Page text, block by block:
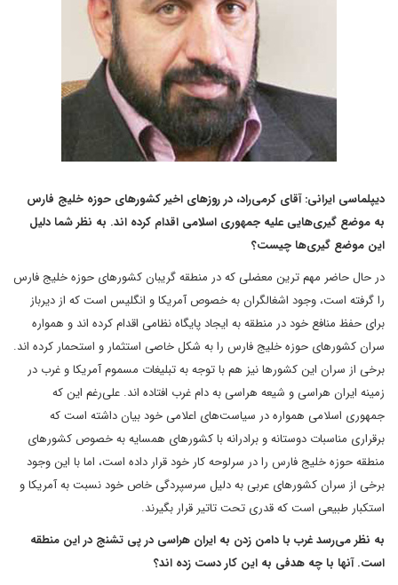
دیپلماسی ایرانی: آقای کرمی‌راد، در روزهای اخیر کشورهای حوزه خلیج فارس
به موضع گیری‌هایی علیه جمهوری اسلامی ‌اقدام کرده اند. به نظر شما دلیل
این موضع گیری‌ها چیست؟
در حال حاضر مهم ترین معضلی که در منطقه گریبان کشورهای حوزه خلیج فارس
را گرفته است، وجود اشغالگران به خصوص آمریکا و انگلیس است که از دیرباز
برای حفظ منافع خود در منطقه به ایجاد پایگاه نظامی ‌اقدام کرده اند و همواره
سران کشورهای حوزه خلیج فارس را به شکل خاصی استثمار و استحمار کرده اند.
برخی از سران این کشورها نیز هم با توجه به تبلیغات مسموم آمریکا و غرب در
زمینه ایران هراسی و شیعه هراسی به دام غرب افتاده اند. علی‌رغم این که
جمهوری اسلامی ‌همواره در سیاست‌های اعلامی ‌خود بیان داشته است که
برقراری مناسبات دوستانه و برادرانه با کشورهای همسایه به خصوص کشورهای
منطقه حوزه خلیج فارس را در سرلوحه کار خود قرار داده است، اما با این وجود
برخی از سران کشورهای عربی به دلیل سرسپردگی خاص خود نسبت به آمریکا و
استکبار طبیعی است که قدری تحت تاتیر قرار بگیرند.
به نظر می‌رسد غرب با دامن زدن به ایران هراسی در پی تشنج در این منطقه
است. آنها با چه هدفی به این کار دست زده اند؟